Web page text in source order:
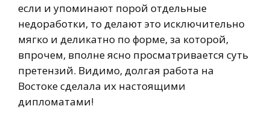
если и упоминают порой отдельные
недоработки, то делают это исключительно
мягко и деликатно по форме, за которой,
впрочем, вполне ясно просматривается суть
претензий. Видимо, долгая работа на
Востоке сделала их настоящими
дипломатами!